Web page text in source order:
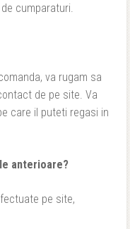
cumparaturi.
va rugam sa
de pe site. Va
care il puteti regasi in
anterioare?
pe site,